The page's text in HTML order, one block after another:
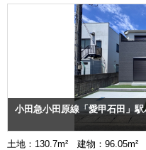
小田急小田原線「愛甲石田」
土地：130.7m² 建物：